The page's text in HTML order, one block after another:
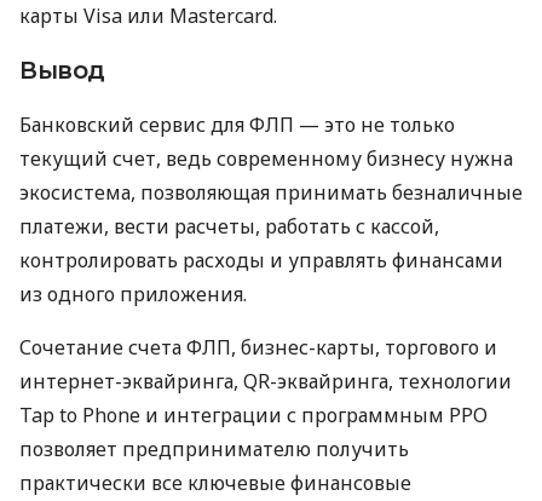
карты Visa или Mastercard.
Вывод
Банковский сервис для ФЛП — это не только
текущий счет, ведь современному бизнесу нужна
экосистема, позволяющая принимать безналичные
платежи, вести расчеты, работать с кассой,
контролировать расходы и управлять финансами
из одного приложения.
Сочетание счета ФЛП, бизнес-карты, торгового и
интернет-эквайринга, QR-эквайринга, технологии
Tap to Phone и интеграции с программным РРО
позволяет предпринимателю получить
практически все ключевые финансовые